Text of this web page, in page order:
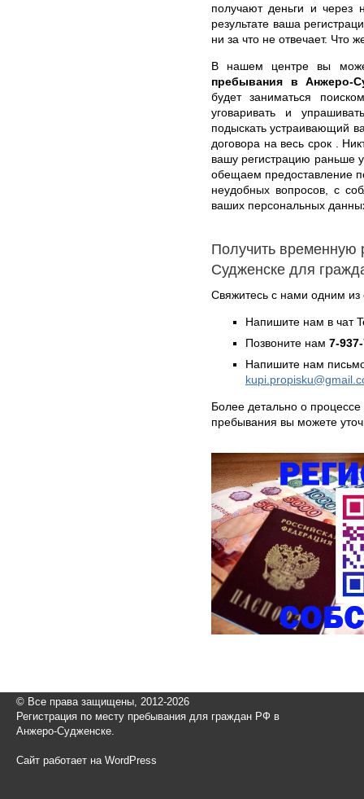
получают деньги и через
результате ваша
ни за что не отвечает. Что
В нашем центре вы
пребывания в Анжеро-
будет заниматься
уговаривать и
подыскать устраивающий
договора на весь срок .
вашу регистрацию раньше
обещаем предоставление
неудобных вопросов, с
ваших персональных
Получить временную
Судженске для
Свяжитесь с нами одним
Напишите нам в чат
Позвоните нам 7-
Напишите нам
Более детально о
пребывания вы можете
© Все права защищены, 2012-2026
Регистрация по месту пребывания для граждан РФ в
Анжеро-Судженске.
Сайт работает на WordPress